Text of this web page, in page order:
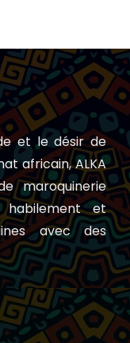
et le désir de
africain, ALKA
maroquinerie
habilement et
avec des